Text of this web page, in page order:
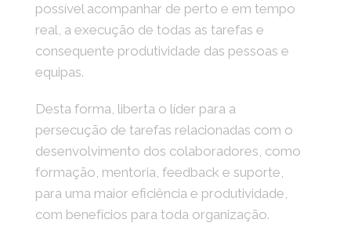
possível acompanhar de perto e em tempo
real, a execução de todas as tarefas e
consequente produtividade das pessoas e
equipas.
Desta forma, liberta o líder para a
persecução de tarefas relacionadas com o
desenvolvimento dos colaboradores, como
formação, mentoria, feedback e suporte,
para uma maior eficiência e produtividade,
com benefícios para toda organização.